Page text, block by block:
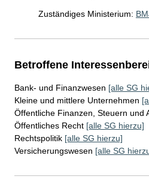
Zuständiges Ministerium:
Betroffene
Bank- und Finanzwesen [alle SG
Kleine und mittlere Unternehmen
Öffentliche Finanzen, Steuern und
Öffentliches Recht [alle SG hierzu]
Rechtspolitik [alle SG hierzu]
Versicherungswesen [alle SG